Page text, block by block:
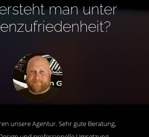
man unter
unsere Agentur. Sehr gute Beratung,